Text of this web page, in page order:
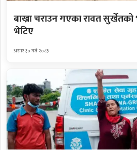
बाख्रा चराउन गएका रावत सुर्खेतको
भेटिए
असार ३० गते २०८३